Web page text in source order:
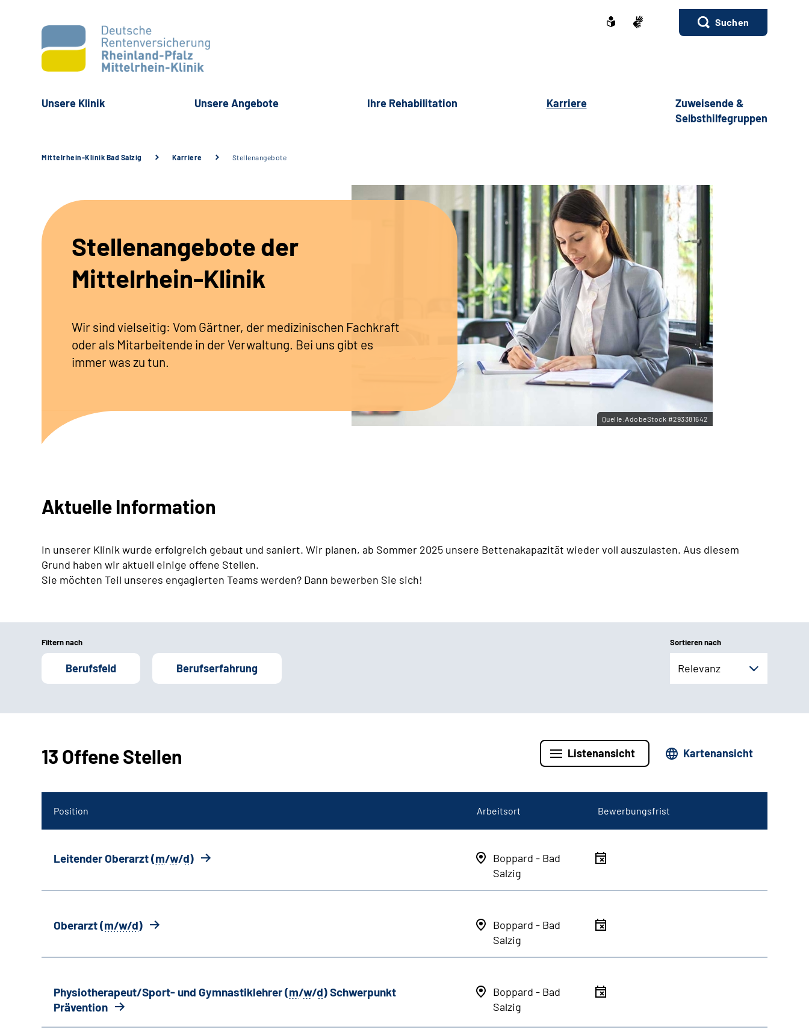
Suchen
Unsere Klinik Unsere Angebote Ihre Rehabilitation Karriere
Zuweisende &
Selbsthilfegruppen
Mittelrhein-Klinik Bad Salzig Karriere Stellenangebote
Stellenangebote der
Mittelrhein-Klinik
Wir sind vielseitig: Vom Gärtner, der medizinischen Fachkraft
oder als Mitarbeitende in der Verwaltung. Bei uns gibt es
immer was zu tun.
Quelle:AdobeStock #293381642
Aktuelle Information
In unserer Klinik wurde erfolgreich gebaut und saniert. Wir planen, ab Sommer 2025 unsere Bettenakapazität wieder voll auszulasten. Aus diesem
Grund haben wir aktuell einige offene Stellen.
Sie möchten Teil unseres engagierten Teams werden? Dann bewerben Sie sich!
Filtern nach
Berufsfeld Berufserfahrung
Sortieren nach
Relevanz
13 Offene Stellen Listenansicht Kartenansicht
Position Arbeitsort Bewerbungsfrist
Leitender Oberarzt (m/w/d)
Boppard - Bad
Salzig
Oberarzt (m/w/d)
Boppard - Bad
Salzig
Physiotherapeut/Sport- und Gymnastiklehrer (m/w/d) Schwerpunkt
Prävention
Boppard - Bad
Salzig